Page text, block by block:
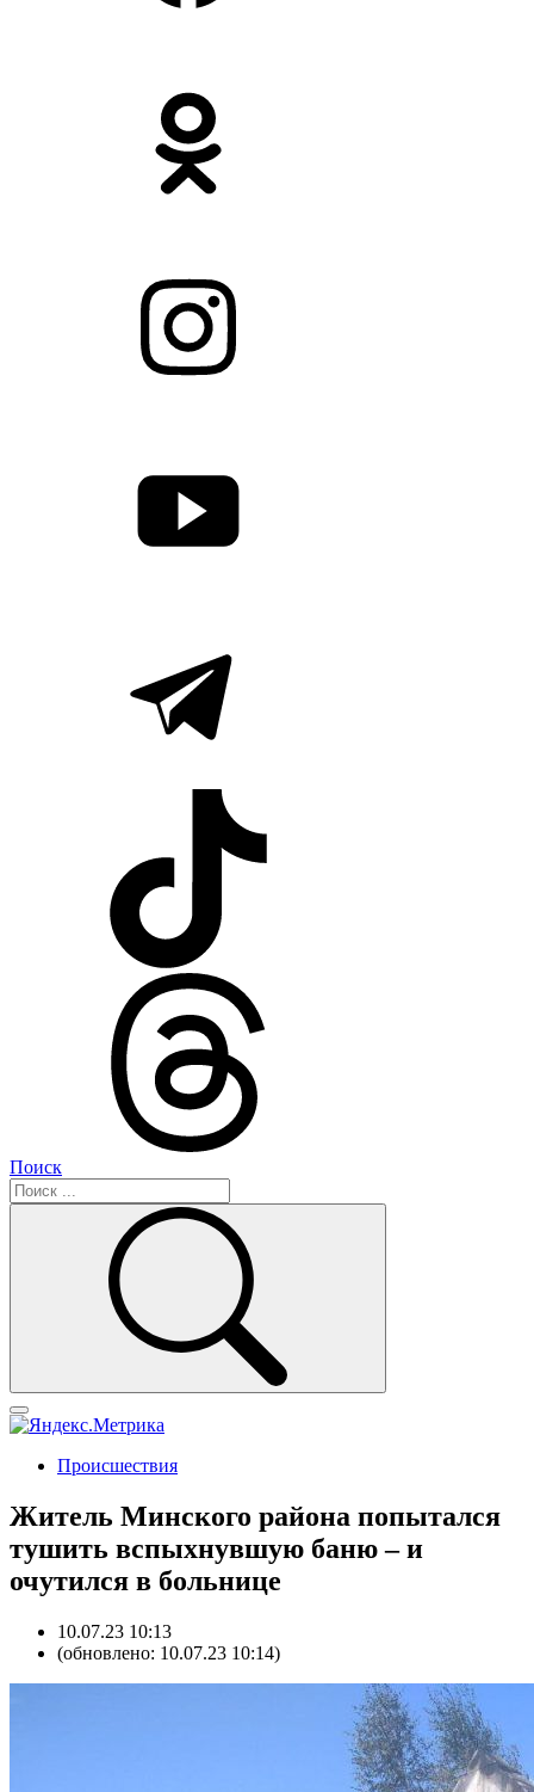
Поиск
Происшествия
Житель Минского района попытался
тушить вспыхнувшую баню – и
очутился в больнице
10.07.23 10:13
(обновлено: 10.07.23 10:14)